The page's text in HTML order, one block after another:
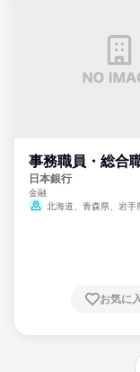
事務職員・総合
日本銀行
金融
北海道、青森県、岩手
崎県、熊本県、大分県、宮
お気に